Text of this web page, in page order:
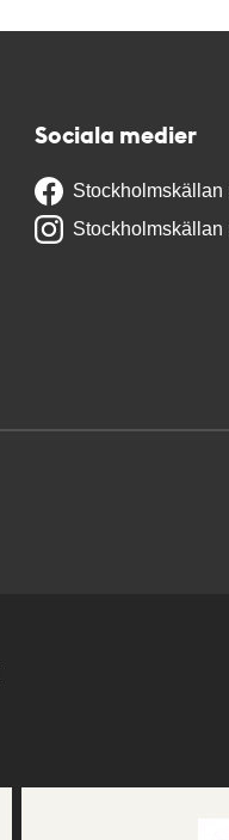
Sociala medier
Stockholmskällan
Stockholmskällan